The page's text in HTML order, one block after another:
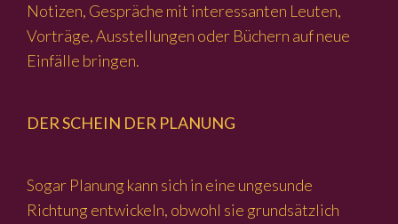
Notizen, Gespräche mit interessanten Leuten,
Vorträge, Ausstellungen oder Büchern auf neue
Einfälle bringen.
DER SCHEIN DER PLANUNG
Sogar Planung kann sich in eine ungesunde
Richtung entwickeln, obwohl sie grundsätzlich